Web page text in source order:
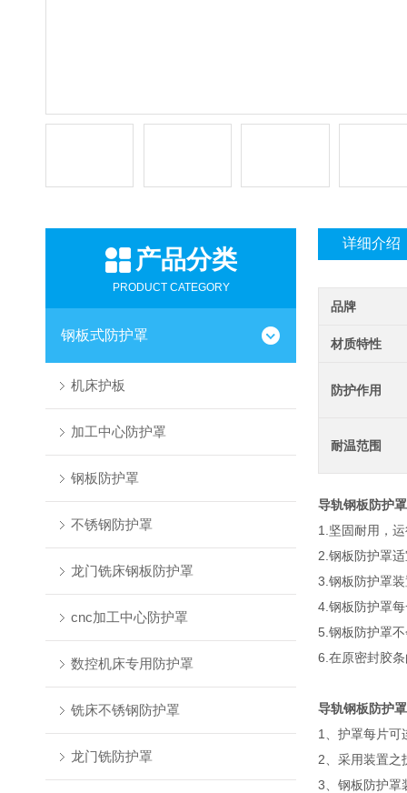
产品分类
PRODUCT CATEGORY
钢板式防护罩
机床护板
加工中心防护罩
钢板防护罩
不锈钢防护罩
龙门铣床钢板防护罩
cnc加工中心防护罩
数控机床专用防护罩
铣床不锈钢防护罩
龙门铣防护罩
详细介绍
品牌
材质特性
防护作用
耐温范围
导轨钢板防护罩
1.坚固耐用，
2.钢板防护罩
3.钢板防护罩
4.钢板防护罩
5.钢板防护罩
6.在原密封胶
导轨钢板防护罩
1、护罩每片可
2、采用装置之
3、钢板防护罩